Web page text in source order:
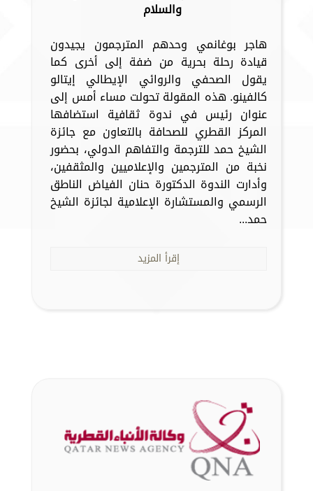
والسلام
هاجر بوغانمي وحدهم المترجمون يجيدون
قيادة رحلة بحرية من ضفة إلى أخرى كما
يقول الصحفي والروائي الإيطالي إيتالو
كالفينو. هذه المقولة تحولت مساء أمس إلى
عنوان رئيس في ندوة ثقافية استضافها
المركز القطري للصحافة بالتعاون مع جائزة
الشيخ حمد للترجمة والتفاهم الدولي، بحضور
نخبة من المترجمين والإعلاميين والمثقفين،
وأدارت الندوة الدكتورة حنان الفياض الناطق
الرسمي والمستشارة الإعلامية لجائزة الشيخ
حمد...
إقرأ المزيد